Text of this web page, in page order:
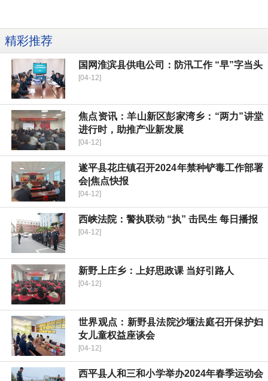
精彩推荐
国网淮滨县供电公司：防汛工作 “早”字当头
[04-12]
焦点资讯：羊山新区彭家湾乡：“两力”讲堂
进行时，助推产业新发展
[04-12]
遂平县花庄镇召开2024年禁种铲毒工作部署
会|焦点快报
[04-12]
西峡法院：警执联动 “执” 击民生 每日播报
[04-12]
新野上庄乡：上好思政课 当好引路人
[04-12]
世界观点：​新野县法院沙堰法庭召开保护妇
女儿童权益座谈会
[04-12]
​西平县人和三和小学举办2024年春季运动会